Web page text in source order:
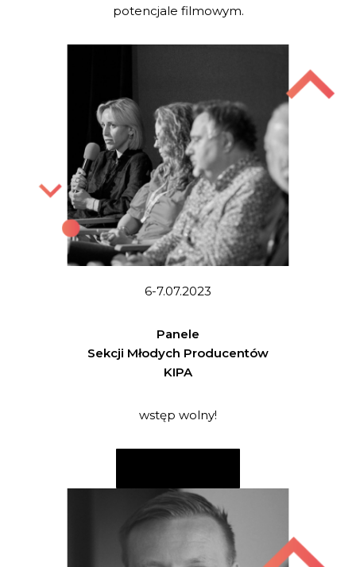
potencjale filmowym.
6-7.07.2023
Panele
Sekcji Młodych Producentów
KIPA
wstęp wolny!